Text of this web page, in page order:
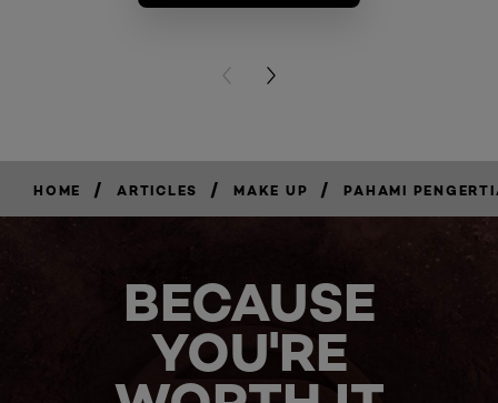
PREVIOUS CARD
NEXT CARD
HOME / ARTICLES / MAKE UP / PAHAMI
BECAUSE
YOU'RE